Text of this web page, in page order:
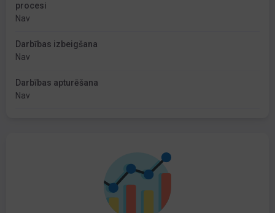
procesi
Nav
Darbības izbeigšana
Nav
Darbības apturēšana
Nav